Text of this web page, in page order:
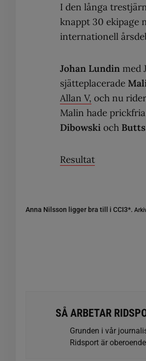
I den långa
knappt 30 ekipage
internationell
Johan Lundin med
sjätteplacerade
Allan V, och nu
Malin hade
Dibowski och
Resultat
Anna Nilsson ligger bra till i CCI3*.
SÅ ARBETAR
Grunden i vår
Ridsport är